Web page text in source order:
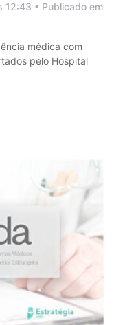
12:43 • Publicado em
médica com
pelo Hospital